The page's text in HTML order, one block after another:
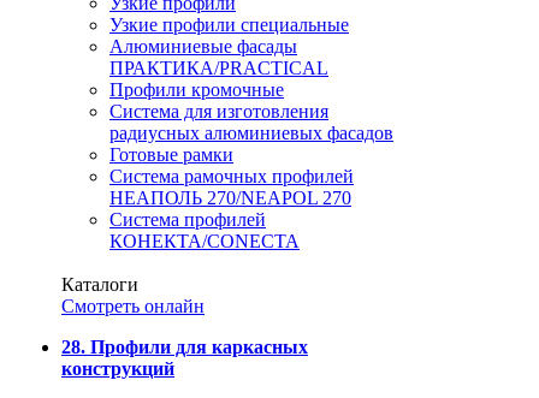
Узкие профили специальные
Алюминиевые фасады
ПРАКТИКА/PRACTICAL
Профили кромочные
Система для изготовления
радиусных алюминиевых фасадов
Готовые рамки
Система рамочных профилей
НЕАПОЛЬ 270/NEAPOL 270
Система профилей
КОНЕКТА/CONECTA
Каталоги
Смотреть онлайн
28. Профили для каркасных
конструкций